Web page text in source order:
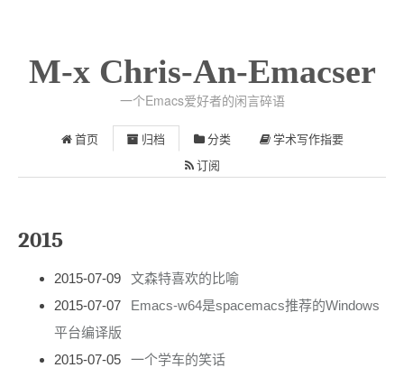
M-x Chris-An-Emacser
一个Emacs爱好者的闲言碎语
首页 归档 分类 学术写作指要
订阅
2015
2015-07-09
文森特喜欢的比喻
2015-07-07
Emacs-w64是spacemacs推荐的Windows
平台编译版
2015-07-05
一个学车的笑话